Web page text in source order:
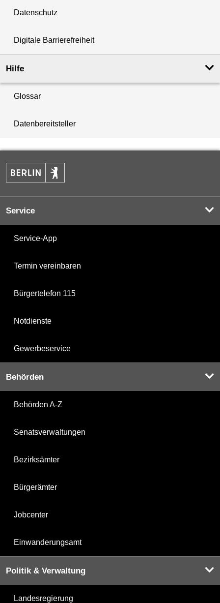
Datenschutz
Digitale Barrierefreiheit
Hilfe
Glossar
Datenbereitsteller
Service
Service-App
Termin vereinbaren
Bürgertelefon 115
Notdienste
Gewerbeservice
Behörden
Behörden A-Z
Senatsverwaltungen
Bezirksämter
Bürgerämter
Jobcenter
Einwanderungsamt
Politik & Verwaltung
Landesregierung